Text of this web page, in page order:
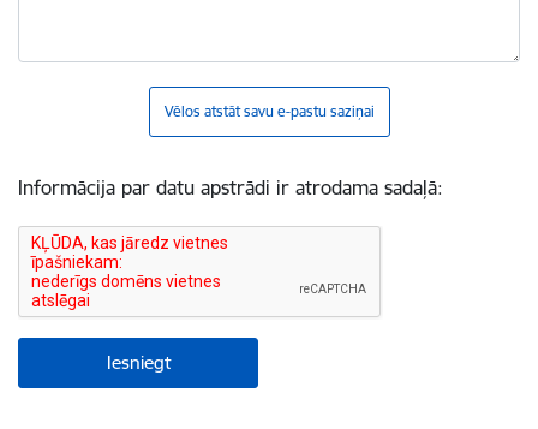
Vēlos atstāt savu e-pastu saziņai
Informācija par datu apstrādi ir atrodama sadaļā: